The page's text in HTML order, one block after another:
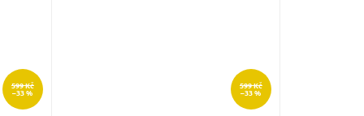
599 Kč
–33 %
599 Kč
–33 %